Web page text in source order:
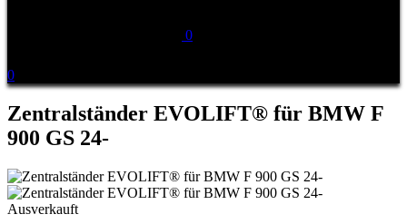
0
0
Zentralständer EVOLIFT® für BMW F
900 GS 24-
Ausverkauft